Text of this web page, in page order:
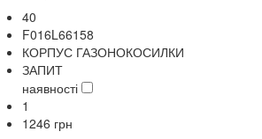
40
F016L66158
КОРПУС ГАЗОНОКОСИЛКИ
ЗАПИТ
наявності
1
1246 грн